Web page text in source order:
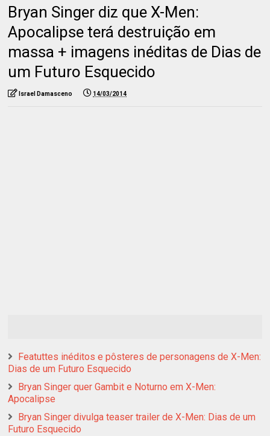
Bryan Singer diz que X-Men:
Apocalipse terá destruição em
massa + imagens inéditas de Dias de
um Futuro Esquecido
Israel Damasceno 14/03/2014
Featuttes inéditos e pôsteres de personagens de X-Men:
Dias de um Futuro Esquecido
Bryan Singer quer Gambit e Noturno em X-Men:
Apocalipse
Bryan Singer divulga teaser trailer de X-Men: Dias de um
Futuro Esquecido